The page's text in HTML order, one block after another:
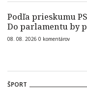
Podľa prieskumu
Do parlamentu by
08. 08. 2026 0 komentárov
ŠPORT